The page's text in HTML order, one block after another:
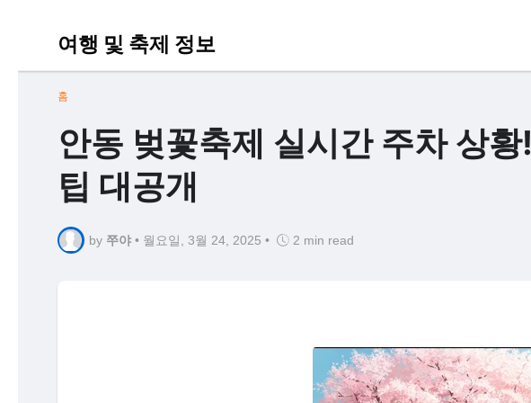
여행 및 축제 정보
홈
안동 벚꽃축제 실시간 주차 상
팁 대공개
by 쭈야 • 월요일, 3월 24, 2025 • 2 min read